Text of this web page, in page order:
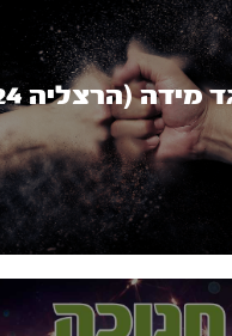
(הרצליה 27.8.24)